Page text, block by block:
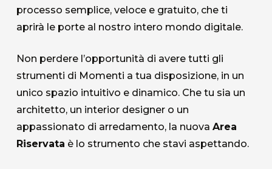
processo semplice, veloce e gratuito, che ti
aprirà le porte al nostro intero mondo digitale.
Non perdere l’opportunità di avere tutti gli
strumenti di Momenti a tua disposizione, in un
unico spazio intuitivo e dinamico. Che tu sia un
architetto, un interior designer o un
appassionato di arredamento, la nuova Area
Riservata è lo strumento che stavi aspettando.